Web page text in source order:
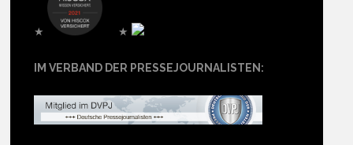
★ ★
IM VERBAND DER PRESSEJOURNALISTEN: